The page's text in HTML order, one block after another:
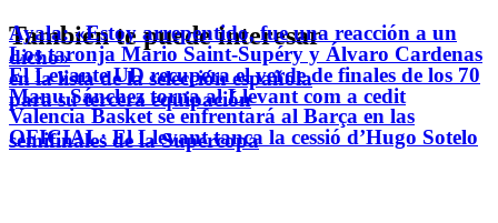
También te puede interesar
Ayala: «Estoy arrepentido, fue una reacción a un
dicho»
Los taronja Mario Saint-Supéry y Álvaro Cardenas
en la lista de la selección española
El Levante UD recupera el verde de finales de los 70
para su tercera equipación
Manu Sánchez torna al Llevant com a cedit
Valencia Basket se enfrentará al Barça en las
semifinales de la Supercopa
OFICIAL: El Llevant tanca la cessió d’Hugo Sotelo